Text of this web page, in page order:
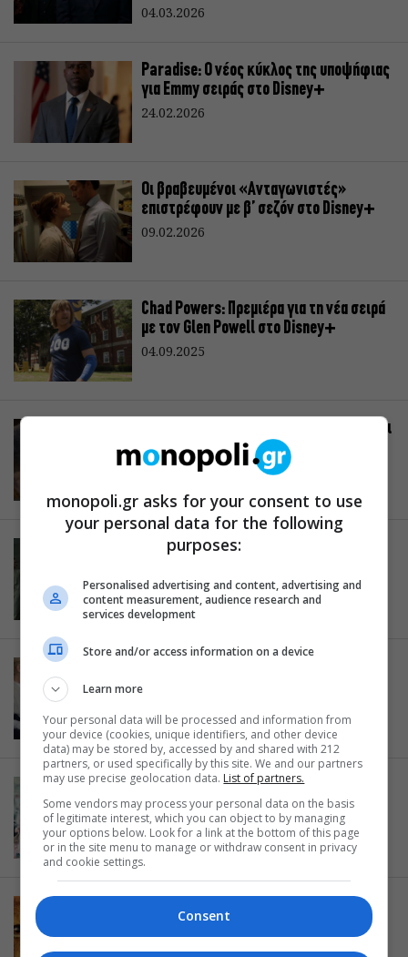
04.03.2026
Paradise: Ο νέος κύκλος της υποψήφιας
για Emmy σειράς στο Disney+
24.02.2026
Οι βραβευμένοι «Ανταγωνιστές»
επιστρέφουν με β’ σεζόν στο Disney+
09.02.2026
Chad Powers: Πρεμιέρα για τη νέα σειρά
με τον Glen Powell στο Disney+
04.09.2025
Λίλο & Στιτς: Η live action ταινία έρχεται
στο Disney+
11.08.2025
Andor: Το Disney+ αποκαλύπτει το νέο
27.03.2025
νέας μίνι σειράς «Dying For Sex»
«Οικογενειακοί Δαίμονες»: Ένα
ντοκιμαντέρ για τη διάσημη vlogger
Ρούμπι Φράνκι διαθέσιμο στο Disney+
19.03.2025
Λιονταριών” έρχεται στο Disney+
14.03.2025
monopoli.gr asks for your consent to use
your personal data for the following
purposes:
Personalised advertising and content, advertising and
content measurement, audience research and
services development
Store and/or access information on a device
Learn more
Your personal data will be processed and information from
your device (cookies, unique identifiers, and other device
data) may be stored by, accessed by and shared with 212
partners, or used specifically by this site. We and our partners
may use precise geolocation data. List of partners.
Some vendors may process your personal data on the basis
of legitimate interest, which you can object to by managing
your options below. Look for a link at the bottom of this page
or in the site menu to manage or withdraw consent in privacy
and cookie settings.
Consent